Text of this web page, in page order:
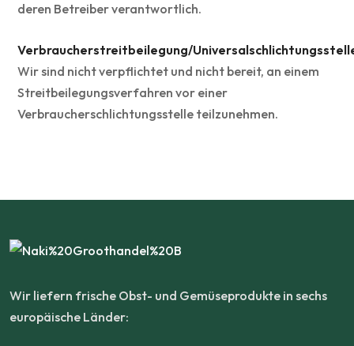
deren Betreiber verantwortlich.
Verbraucherstreitbeilegung/
Wir sind nicht verpflichtet und nicht bereit, an einem
Streitbeilegungsverfahren vor einer
Verbraucherschlichtungsstelle teilzunehmen.
Wir liefern frische Obst- und Gemüseprodukte in sechs
europäische Länder: